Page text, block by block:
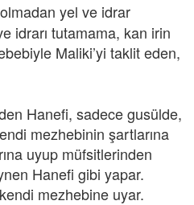
yel ve idrar
idrarı tutamama, kan irin
Maliki’yi taklit eden,
Hanefi, sadece gusülde,
mezhebinin şartlarına
uyup müfsitlerinden
Hanefi gibi yapar.
mezhebine uyar.